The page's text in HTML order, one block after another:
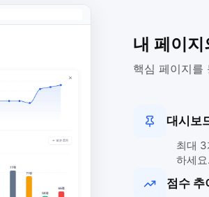
내 페이지
핵심 페이지를
대시보
최대
하세요.
점수 추